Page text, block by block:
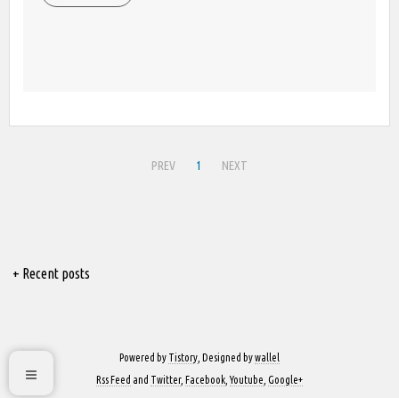
PREV 1 NEXT
+ Recent posts
Powered by Tistory , Designed bywallel
Rss Feed and Twitter, Facebook ,Youtube Google+